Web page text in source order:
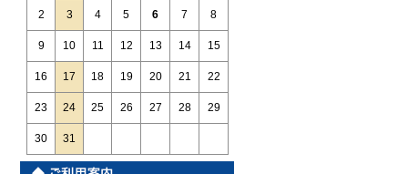
2 3 4 5 6 7 8
9 10 11 12 13 14 15
16 17 18 19 20 21 22
23 24 25 26 27 28 29
30 31